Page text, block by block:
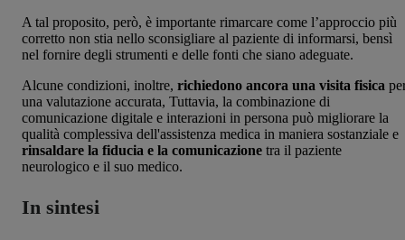
A tal proposito, però, è importante rimarcare come l’approccio più
corretto non stia nello sconsigliare al paziente di informarsi, bensì
nel fornire degli strumenti e delle fonti che siano adeguate.
Alcune condizioni, inoltre, richiedono ancora una visita fisica
una valutazione accurata, Tuttavia, la combinazione di
comunicazione digitale e interazioni in persona può migliorare la
qualità complessiva dell'assistenza medica in maniera sostanziale e
rinsaldare la fiducia e la comunicazione tra il paziente
neurologico e il suo medico.
In sintesi